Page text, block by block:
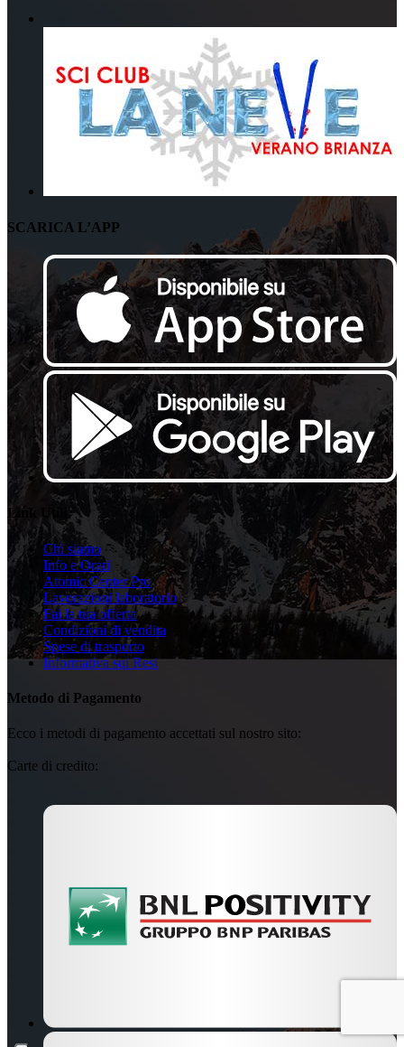
SCARICA L’APP
Link Utili
Chi siamo
Info e Orari
Atomic Center Pro
Lavorazioni laboratorio
Fai la tua offerta
Condizioni di vendita
Spese di trasporto
Informativa sui Resi
Metodo di Pagamento
Ecco i metodi di pagamento accettati sul nostro sito:
Carte di credito: